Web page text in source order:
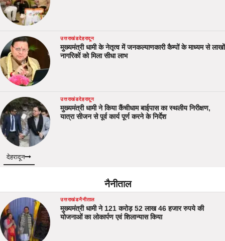
उत्तराखंडदेहरादून
मुख्यमंत्री धामी के नेतृत्व में जनकल्याणकारी कैम्पों के माध्यम से लाखों
नागरिकों को मिला सीधा लाभ
उत्तराखंडदेहरादून
मुख्यमंत्री धामी ने किया कैंचीधाम बाईपास का स्थलीय निरीक्षण,
यात्रा सीजन से पूर्व कार्य पूर्ण करने के निर्देश
देहरादून
नैनीताल
उत्तराखंडनैनीताल
मुख्यमंत्री धामी ने 121 करोड़ 52 लाख 46 हजार रुपये की
योजनाओं का लोकार्पण एवं शिलान्यास किया